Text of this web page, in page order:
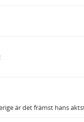
är det främst hans